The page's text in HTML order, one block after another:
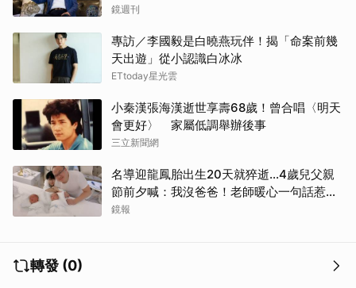
事
鏡週刊
專訪／李國毅是白曉燕玩伴！揭「命案前幾
天出遊」從小認識白冰冰
ETtoday星光雲
小秦漢張海漢逝世享壽68歲！曾合唱〈明天
會更好〉 家屬低調舉辦後事
三立新聞網
名導迎龍鳳胎出生20天就猝逝...4歲兒父親
節前夕喊：我沒爸爸！老師暖心一句話惹哭
遺孀
鏡報
轉發 (0)